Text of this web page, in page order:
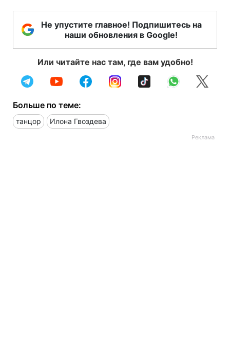
Не упустите главное! Подпишитесь на
наши обновления в Google!
Или читайте нас там, где вам удобно!
Больше по теме:
танцор Илона Гвоздева